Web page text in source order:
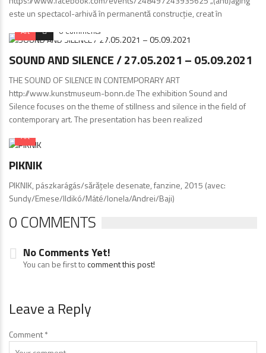
este un spectacol-arhivă în permanentă construcție, creat în
Art 0 Comments
SOUND AND SILENCE / 27.05.2021 – 05.09.2021
THE SOUND OF SILENCE IN CONTEMPORARY ART
http://www.kunstmuseum-bonn.de The exhibition Sound and
Silence focuses on the theme of stillness and silence in the field of
contemporary art. The presentation has been realized
Art
PIKNIK
PIKNIK, pászkarágás/sărăţele desenate, fanzine, 2015 (avec:
Sundy/Emese/Ildikó/Máté/Ionela/Andrei/Baji)
0 COMMENTS
No Comments Yet!
You can be first tocomment this post!
Leave a Reply
Comment*